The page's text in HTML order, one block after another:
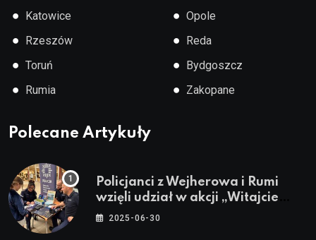
● Katowice
● Rzeszów
● Toruń
● Rumia
● Opole
● Reda
● Bydgoszcz
● Zakopane
Polecane Artykuły
Policjanci z Wejherowa i Rumi
wzięli udział w akcji „Witajcie
Wakacje”
2025-06-30